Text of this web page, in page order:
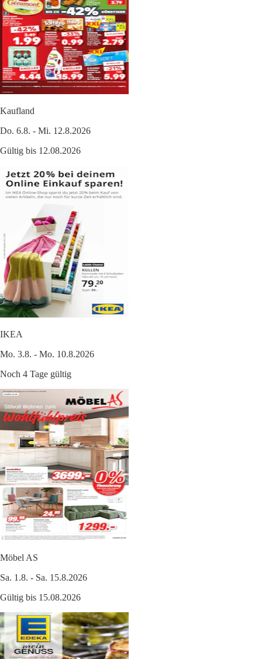
Kaufland
Do. 6.8. - Mi. 12.8.2026
Gültig bis 12.08.2026
IKEA
Mo. 3.8. - Mo. 10.8.2026
Noch 4 Tage gültig
Möbel AS
Sa. 1.8. - Sa. 15.8.2026
Gültig bis 15.08.2026